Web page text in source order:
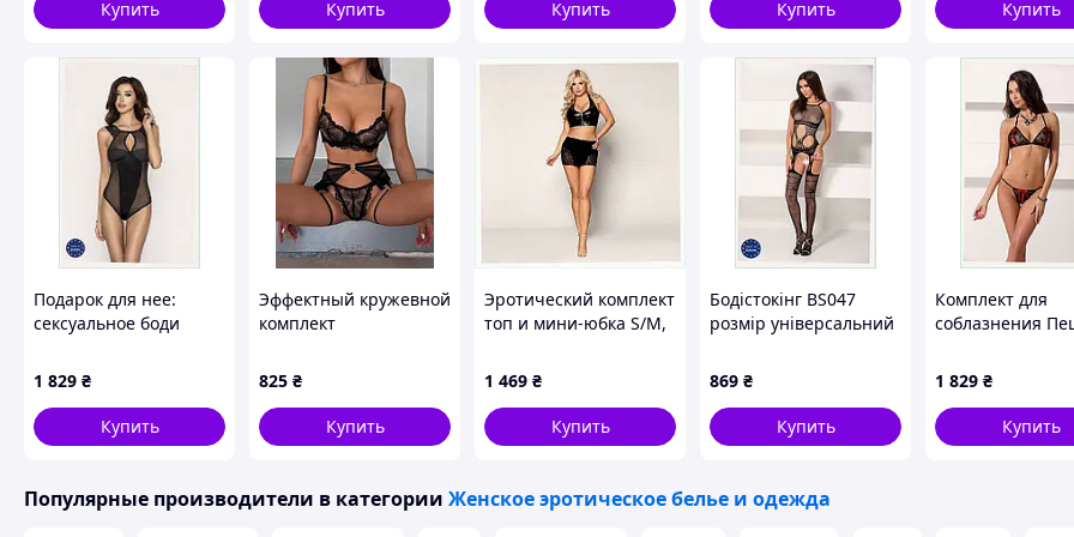
Купить
Одежда для Женщины
Купить
Купить
Купить
Купить
Подарок для нее:
сексуальное боди
K9X56677T
1 829 ₴
Купить
Эффектный кружевной
комплект
825 ₴
Купить
Эротический комплект
топ и мини-юбка S/M,
1 469 ₴
Купить
Бодістокінг BS047
розмір універсальний
9X56520P
869 ₴
Купить
Комплект для
соблазнения
кружево,
1 829 ₴
Купить
Популярные производители в категории Женское эротическое белье и одежда